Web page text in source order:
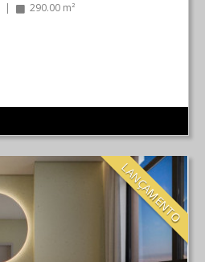
290.00 m²
LANÇAMENTO